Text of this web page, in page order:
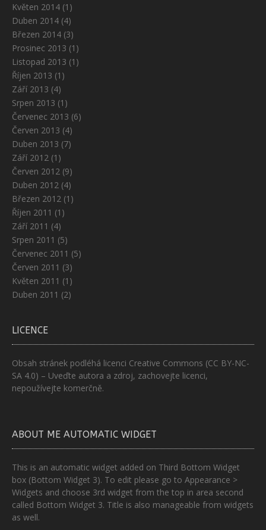
Květen 2014 (1)
Duben 2014 (4)
Březen 2014 (3)
Prosinec 2013 (1)
Listopad 2013 (1)
Říjen 2013 (1)
Září 2013 (4)
Srpen 2013 (1)
Červenec 2013 (6)
Červen 2013 (4)
Duben 2013 (7)
Září 2012 (1)
Červen 2012 (9)
Duben 2012 (4)
Březen 2012 (1)
Říjen 2011 (1)
Září 2011 (4)
Srpen 2011 (5)
Červenec 2011 (5)
Červen 2011 (3)
Květen 2011 (1)
Duben 2011 (2)
LICENCE
Obsah stránek podléhá licenci Creative Commons (CC BY-NC-
SA 4.0) – Uveďte autora a zdroj, zachovejte licenci,
nepoužívejte komerčně.
ABOUT ME AUTOMATIC WIDGET
This is an automatic widget added on Third Bottom Widget
box (Bottom Widget 3). To edit please go to Appearance >
Widgets and choose 3rd widget from the top in area second
called Bottom Widget 3. Title is also manageable from widgets
as well.